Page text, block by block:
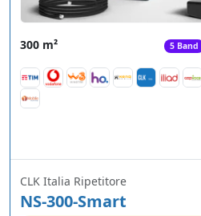
300 m² 5 Band
CLK Italia Ripetitore
NS-300-Smart